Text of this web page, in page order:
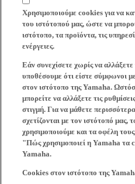
Χρησιμοποιούμε cookies για να
του ιστότοπού μας, ώστε να
ιστότοπο, τα προϊόντα, τις
ενέργειες.
Εάν συνεχίσετε χωρίς να αλλάξετε
υποθέσουμε ότι είστε σύμφωνοι
στον ιστότοπο της Yamaha.
μπορείτε να αλλάξετε τις
στιγμή. Για να μάθετε
σχετίζονται με τον ιστότοπό μας,
χρησιμοποιούμε και τα οφέλη
"Πώς χρησιμοποιεί η Yamaha τα
Yamaha.
Cookies στον ιστότοπο της